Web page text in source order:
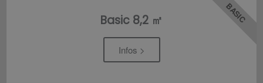
Basic 8,2 ㎡
Infos >
BASIC